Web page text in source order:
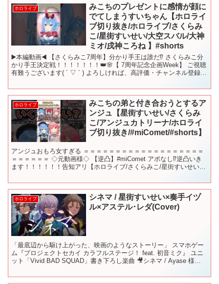
ホロライブ
みこちのプレゼントに感情が顔に
でてしまうすいちゃん【ホロライ
ブ切り抜き/ホロライブ/さくらみ
こ/星街すいせい/大空スバル/大神
ミオ/戌神ころね 】#shorts
▶️本編動画◀️ 【さくらみこ7周年】分かり手王は誰だ⁉ さくらみこ分
かり手王決定戦！！！！！！！👑🌸【 7周年記念企画Week】 ご視聴
有難うございます( ´ ▽ ` ) よろしければ、高評価・チャンネル登録お
ホロライブ
みこちの弟と付き合おうとするア
ンジュ【星街すいせい/さくらみ
こ/アンジュカトリーナ/ホロライ
ブ切り抜き/#miComet/#shorts】
アンジュおもろ女すぎる ＝＝＝＝＝＝＝＝＝＝＝＝＝＝＝＝＝＝＝
＝＝＝＝＝＝ ◇元動画様◇ 【逆凸】#miComet アポなし⁉逆凸いき
ます！！！！！！告知アリ【ホロライブ/さくらみこ/星街すいせい】
ホロライブ
シネマ / 星街すいせい×奏手イヅ
ル×アステル･レダ(Cover)
「最底辺から駆け上がった、映画のようなストーリー」 スマホゲー
ム『プロジェクトセカイ カラフルステージ！ feat. 初音ミク』 ユニ
ット「Vivid BAD SQUAD」書き下ろし楽曲 🎥シネマ / Ayase 様